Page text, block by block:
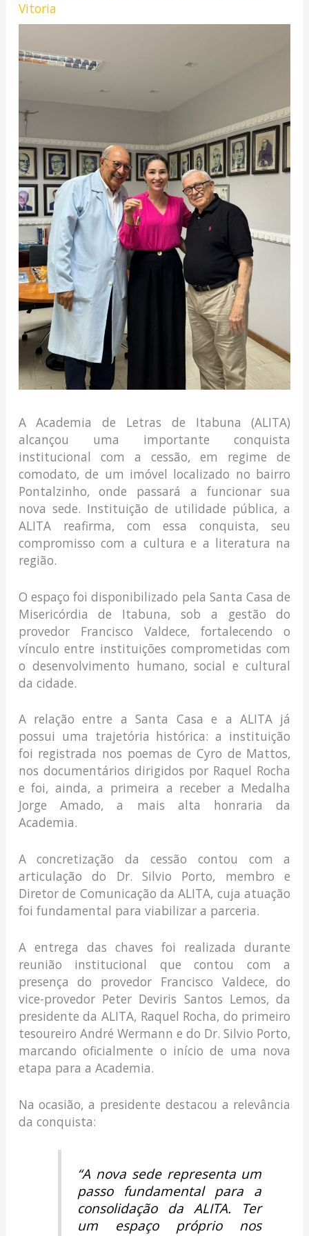
Vitoria
A Academia de Letras de Itabuna (ALITA)
alcançou uma importante conquista
institucional com a cessão, em regime de
comodato, de um imóvel localizado no bairro
Pontalzinho, onde passará a funcionar sua
nova sede. Instituição de utilidade pública, a
ALITA reafirma, com essa conquista, seu
compromisso com a cultura e a literatura na
região.
O espaço foi disponibilizado pela Santa Casa de
Misericórdia de Itabuna, sob a gestão do
provedor Francisco Valdece, fortalecendo o
vínculo entre instituições comprometidas com
o desenvolvimento humano, social e cultural
da cidade.
A relação entre a Santa Casa e a ALITA já
possui uma trajetória histórica: a instituição
foi registrada nos poemas de Cyro de Mattos,
nos documentários dirigidos por Raquel Rocha
e foi, ainda, a primeira a receber a Medalha
Jorge Amado, a mais alta honraria da
Academia.
A concretização da cessão contou com a
articulação do Dr. Silvio Porto, membro e
Diretor de Comunicação da ALITA, cuja atuação
foi fundamental para viabilizar a parceria.
A entrega das chaves foi realizada durante
reunião institucional que contou com a
presença do provedor Francisco Valdece, do
vice-provedor Peter Deviris Santos Lemos, da
presidente da ALITA, Raquel Rocha, do primeiro
tesoureiro André Wermann e do Dr. Silvio Porto,
marcando oficialmente o início de uma nova
etapa para a Academia.
Na ocasião, a presidente destacou a relevância
da conquista:
“A nova sede representa um
passo fundamental para a
consolidação da ALITA. Ter
um espaço próprio nos